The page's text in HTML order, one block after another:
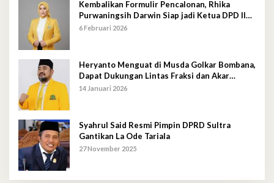
Kembalikan Formulir Pencalonan, Rhika
Purwaningsih Darwin Siap jadi Ketua DPD II
Golkar Mubar
6 Februari 2026
Heryanto Menguat di Musda Golkar Bombana,
Dapat Dukungan Lintas Fraksi dan Akar
Rumput
14 Januari 2026
Syahrul Said Resmi Pimpin DPRD Sultra
Gantikan La Ode Tariala
27 November 2025